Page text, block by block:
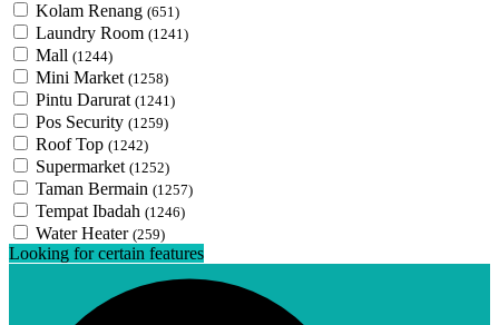
Kolam Renang (651)
Laundry Room (1241)
Mall (1244)
Mini Market (1258)
Pintu Darurat (1241)
Pos Security (1259)
Roof Top (1242)
Supermarket (1252)
Taman Bermain (1257)
Tempat Ibadah (1246)
Water Heater (259)
Looking for certain features